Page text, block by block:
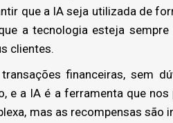
que a IA seja utilizada de
a tecnologia esteja
clientes.
financeiras, sem
e a IA é a ferramenta que
mas as recompensas